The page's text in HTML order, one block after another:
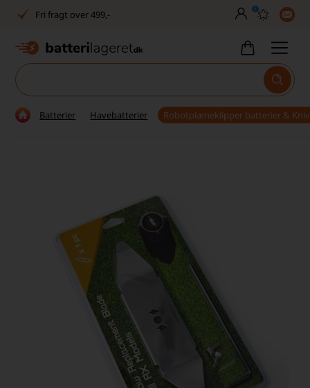
Fri fragt over 499,-
Dansk lager
30 dages returret
Tlf. er lukket uge 27-32
1040+ glade kunder på Trustpilot
0
Batterier Havebatterier Robotplæneklipper batterier &